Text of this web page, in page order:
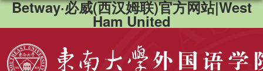
Betway·必威(西汉姆联)官方网站|West
Ham United